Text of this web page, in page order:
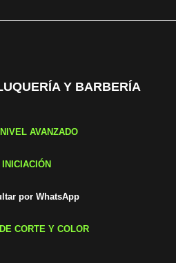
Y BARBERÍA
AVANZADO
por WhatsApp
CORTE Y COLOR